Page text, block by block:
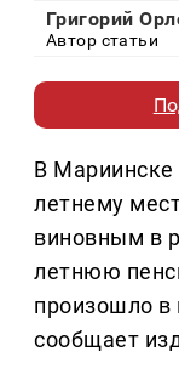
Григорий
Автор статьи
В Мариинске
летнему
виновным в
летнюю
произошло в
сообщает